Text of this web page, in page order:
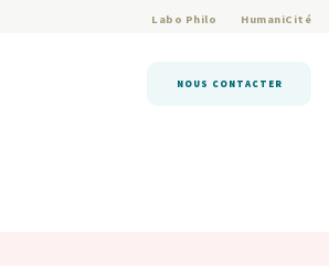
Labo Philo HumaniCité
NOUS CONTACTER